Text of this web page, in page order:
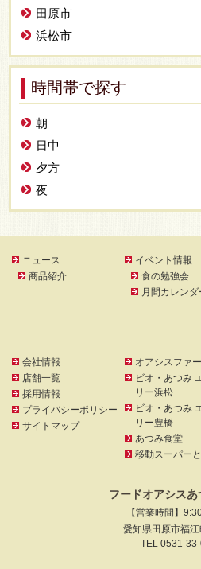
田原市
浜松市
時間帯で探す
朝
日中
夕方
夜
ニュース
商品紹介
イベント情報
食の勉強会
月間カレンダ
会社情報
店舗一覧
採用情報
プライバシーポリシー
サイトマップ
オアシスファ
ビオ・あつみ
リー浜松
ビオ・あつみ
リー豊橋
あつみ食堂
移動スーパー
フードオアシス
【営業時間】
愛知県田原市福
TEL 0531-